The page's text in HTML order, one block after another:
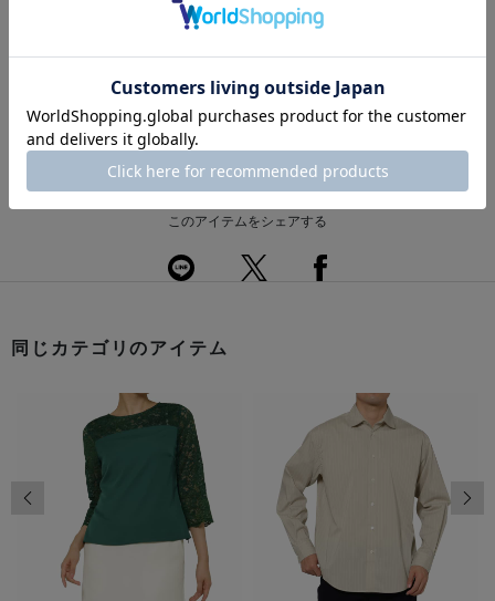
配送について
このアイテムをシェアする
同じカテゴリのアイテム
前の画像